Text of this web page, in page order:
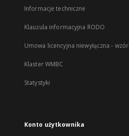
Informacje techniczne
Klauzula informacyjna RODO
Umowa licencyjna niewyłączna - wzór
Klaster WMBC
Statystyki
Konto użytkownika